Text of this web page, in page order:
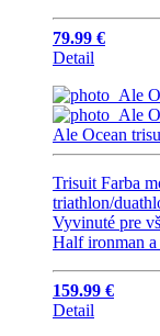
79.99 €
Detail
Ale Ocean
Trisuit Farba
triathlon/
Vyvinuté pre
Half ironman
159.99 €
Detail